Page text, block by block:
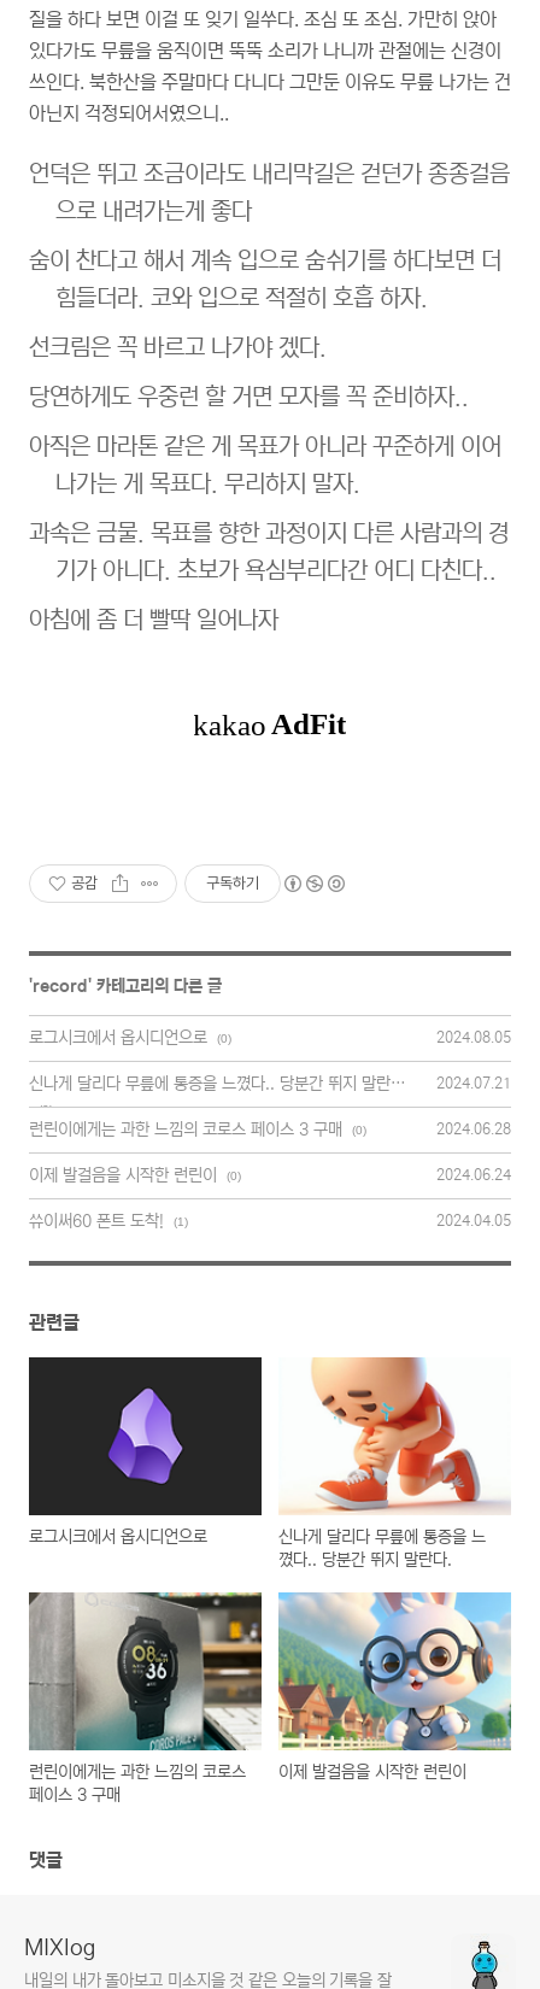
질을 하다 보면 이걸 또 잊기 일쑤다. 조심 또 조심. 가만히 앉아
있다가도 무릎을 움직이면 뚝뚝 소리가 나니까 관절에는 신경이
쓰인다. 북한산을 주말마다 다니다 그만둔 이유도 무릎 나가는 건
아닌지 걱정되어서였으니..
언덕은 뛰고 조금이라도 내리막길은 걷던가 종종걸음
으로 내려가는게 좋다
숨이 찬다고 해서 계속 입으로 숨쉬기를 하다보면 더
힘들더라. 코와 입으로 적절히 호흡 하자.
선크림은 꼭 바르고 나가야 겠다.
당연하게도 우중런 할 거면 모자를 꼭 준비하자..
아직은 마라톤 같은 게 목표가 아니라 꾸준하게 이어
나가는 게 목표다. 무리하지 말자.
과속은 금물. 목표를 향한 과정이지 다른 사람과의 경
기가 아니다. 초보가 욕심부리다간 어디 다친다..
아침에 좀 더 빨딱 일어나자
공감 구독하기
'record' 카테고리의 다른 글
로그시크에서 옵시디언으로 (0) 2024.08.05
신나게 달리다 무릎에 통증을 느꼈다.. 당분간 뛰지 말란다.
(0)
2024.07.21
런린이에게는 과한 느낌의 코로스 페이스 3 구매 (0) 2024.06.28
이제 발걸음을 시작한 런린이 (0) 2024.06.24
쓔이써60 폰트 도착! (1) 2024.04.05
관련글
로그시크에서 옵시디언으로
신나게 달리다 무릎에 통증을 느
꼈다.. 당분간 뛰지 말란다.
런린이에게는 과한 느낌의 코로스
페이스 3 구매
이제 발걸음을 시작한 런린이
댓글
MIXlog
내일의 내가 돌아보고 미소지을 것 같은 오늘의 기록을 잘